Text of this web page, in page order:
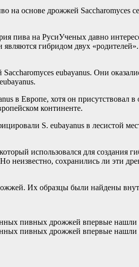
основе дрожжей Saccharomyces
пива на РусиУченых давно
гибридом двух
eubayanus. Они
в Европе, хотя он
континенте.
S. eubayanus в
использовался для
неизвестно, сохранились ли эти
Их образцы были найдены